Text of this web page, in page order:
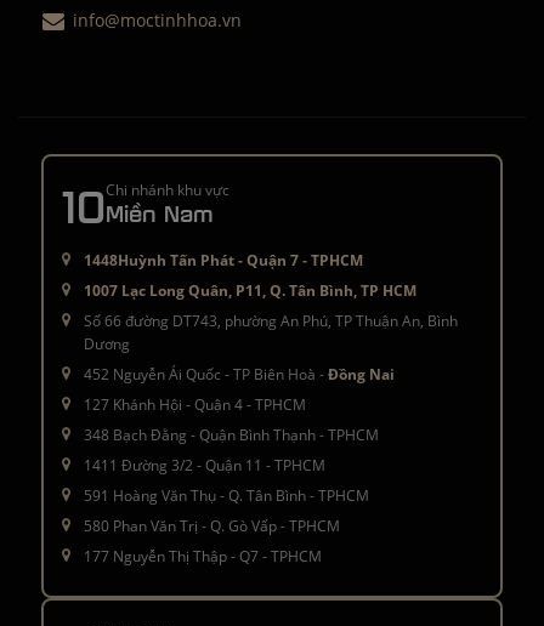
info@moctinhhoa.vn
10Chi nhánh khu vực
Miền Nam
1448Huỳnh Tấn Phát - Quận 7 - TPHCM
1007 Lạc Long Quân, P11, Q. Tân Bình, TP HCM
Số 66 đường DT743, phường An Phú, TP Thuận An, Bình
Dương
452 Nguyễn Ái Quốc - TP Biên Hoà -Đồng Nai
127 Khánh Hội - Quận 4 - TPHCM
348 Bạch Đằng - Quận Bình Thạnh - TPHCM
1411 Đường 3/2 - Quận 11 - TPHCM
591 Hoàng Văn Thụ - Q. Tân Bình - TPHCM
580 Phan Văn Trị - Q. Gò Vấp - TPHCM
177 Nguyễn Thị Thập - Q7 - TPHCM